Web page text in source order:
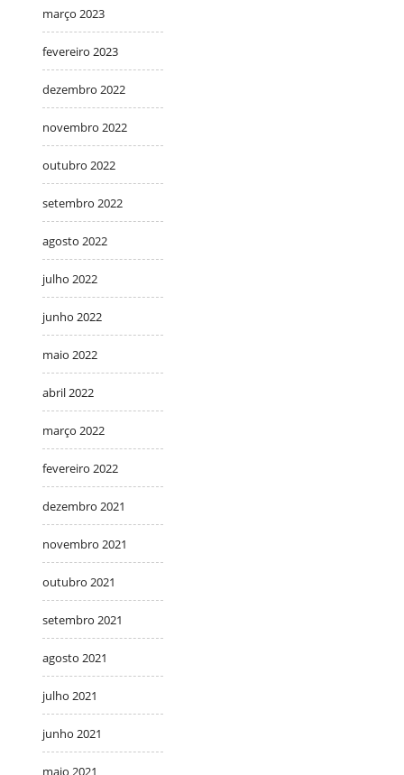
março 2023
fevereiro 2023
dezembro 2022
novembro 2022
outubro 2022
setembro 2022
agosto 2022
julho 2022
junho 2022
maio 2022
abril 2022
março 2022
fevereiro 2022
dezembro 2021
novembro 2021
outubro 2021
setembro 2021
agosto 2021
julho 2021
junho 2021
maio 2021